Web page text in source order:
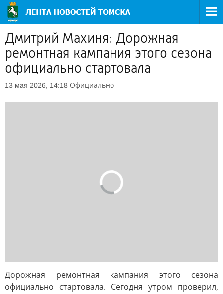
Дмитрий Махиня: Дорожная
ремонтная кампания этого сезона
официально стартовала
13 мая 2026, 14:18 Официально
Дорожная ремонтная кампания этого сезона
официально стартовала. Сегодня утром проверил,